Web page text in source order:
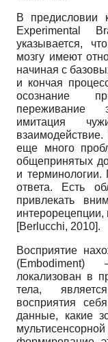
В предисловии
Experimental
указывается,
мозгу имеют
начиная с
и кончая
осознание
переживание
имитация
еще много
общепринятых
и терминологии.
ответа. Есть
привлекать
интерорецепции,
[Berlucchi, 2010].
Восприятие
локализован в
тела,
восприятия
данные, какие